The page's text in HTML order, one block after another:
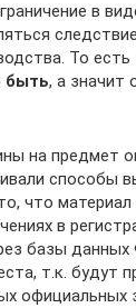
в
То есть
быть, а значит
на предмет
способы
что
в
базы
т.к. будут
официальных